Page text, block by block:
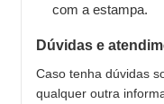
com a estampa.
Dúvidas e
Caso tenha dúvidas
qualquer outra